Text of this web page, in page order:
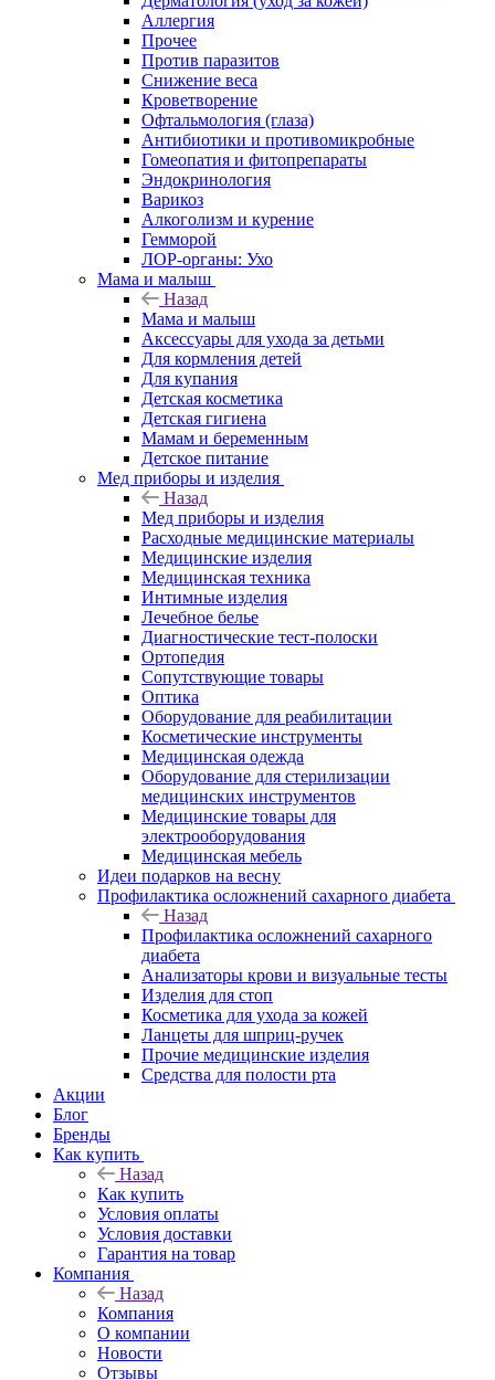
Аллергия
Прочее
Против паразитов
Снижение веса
Кроветворение
Офтальмология (глаза)
Антибиотики и противомикробные
Гомеопатия и фитопрепараты
Эндокринология
Варикоз
Алкоголизм и курение
Гемморой
ЛОР-органы: Ухо
Мама и малыш
Назад
Мама и малыш
Аксессуары для ухода за детьми
Для кормления детей
Для купания
Детская косметика
Детская гигиена
Мамам и беременным
Детское питание
Мед приборы и изделия
Назад
Мед приборы и изделия
Расходные медицинские материалы
Медицинские изделия
Медицинская техника
Интимные изделия
Лечебное белье
Диагностические тест-полоски
Ортопедия
Сопутствующие товары
Оптика
Оборудование для реабилитации
Косметические инструменты
Медицинская одежда
Оборудование для стерилизации
медицинских инструментов
Медицинские товары для
электрооборудования
Медицинская мебель
Идеи подарков на весну
Профилактика осложнений сахарного диабета
Назад
Профилактика осложнений сахарного
диабета
Анализаторы крови и визуальные тесты
Изделия для стоп
Косметика для ухода за кожей
Ланцеты для шприц-ручек
Прочие медицинские изделия
Средства для полости рта
Акции
Блог
Бренды
Как купить
Назад
Как купить
Условия оплаты
Условия доставки
Гарантия на товар
Компания
Назад
Компания
О компании
Новости
Отзывы